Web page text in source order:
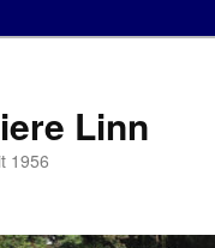
Linn
1956